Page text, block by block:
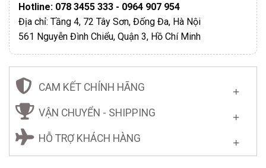
Hotline: 078 3455 333 - 0964 907 954
Địa chỉ: Tầng 4, 72 Tây Sơn, Đống Đa, Hà Nội
561 Nguyễn Đình Chiểu, Quận 3, Hồ Chí Minh
CAM KẾT CHÍNH HÃNG
VẬN CHUYỂN - SHIPPING
HỖ TRỢ KHÁCH HÀNG